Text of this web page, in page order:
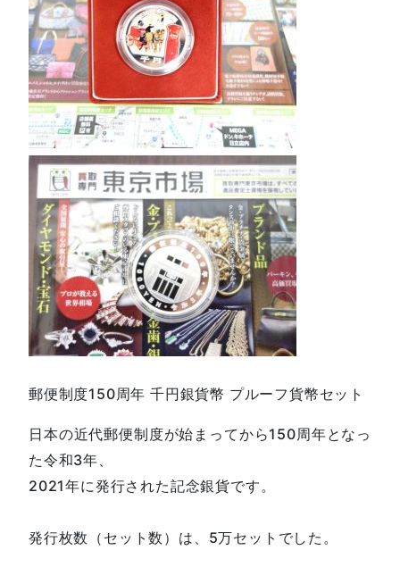
郵便制度150周年 千円銀貨幣 プルーフ貨幣セット
日本の近代郵便制度が始まってから150周年となっ
た令和3年、
2021年に発行された記念銀貨です。
発行枚数（セット数）は、5万セットでした。